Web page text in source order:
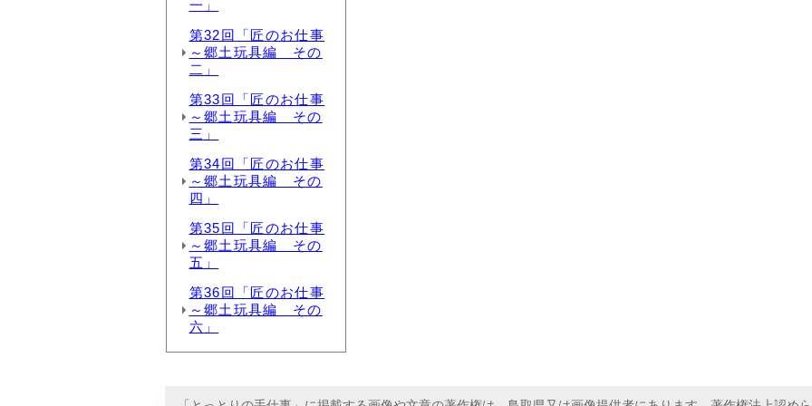
一」
第32回「匠のお仕事
～郷土玩具編 その
二」
第33回「匠のお仕事
～郷土玩具編 その
三」
第34回「匠のお仕事
～郷土玩具編 その
四」
第35回「匠のお仕事
～郷土玩具編 その
五」
第36回「匠のお仕事
～郷土玩具編 その
六」